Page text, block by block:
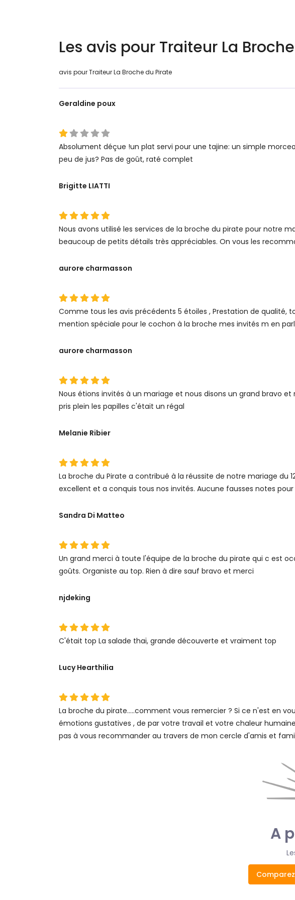
Les avis pour Traiteur La
avis pour Traiteur La Broche du Pirate
Geraldine poux
Absolument déçue !un plat servi pour une tajine: un simple
peu de jus? Pas de goût, raté complet
Brigitte LIATTI
Nous avons utilisé les services de la broche du pirate pour notre
beaucoup de petits détails très appréciables. On vous les
aurore charmasson
Comme tous les avis précédents 5 étoiles , Prestation de
mention spéciale pour le cochon à la broche mes invités m en
aurore charmasson
Nous étions invités à un mariage et nous disons un grand bravo
pris plein les papilles c'était un régal
Melanie Ribier
La broche du Pirate a contribué à la réussite de notre mariage du
excellent et a conquis tous nos invités. Aucune fausses notes
Sandra Di Matteo
Un grand merci à toute l'équipe de la broche du pirate qui c est
goûts. Organiste au top. Rien à dire sauf bravo et merci
njdeking
C'était top La salade thaï, grande découverte et vraiment top
Lucy Hearthilia
La broche du pirate.....comment vous remercier ? Si ce n'est en
émotions gustatives , de par votre travail et votre chaleur
pas à vous recommander au travers de mon cercle d'amis et
A